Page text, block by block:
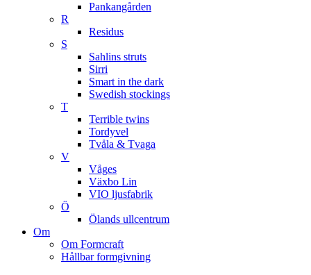
Pankangården
R
Residus
S
Sahlins struts
Sirri
Smart in the dark
Swedish stockings
T
Terrible twins
Tordyvel
Tvåla & Tvaga
V
Våges
Växbo Lin
VIO ljusfabrik
Ö
Ölands ullcentrum
Om
Om Formcraft
Hållbar formgivning